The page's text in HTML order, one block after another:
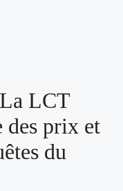
LCT
des prix et
du